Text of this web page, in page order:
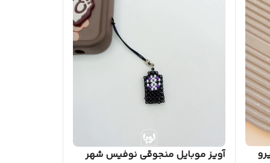
آویز موبایل منجوقی نوفیس شهر